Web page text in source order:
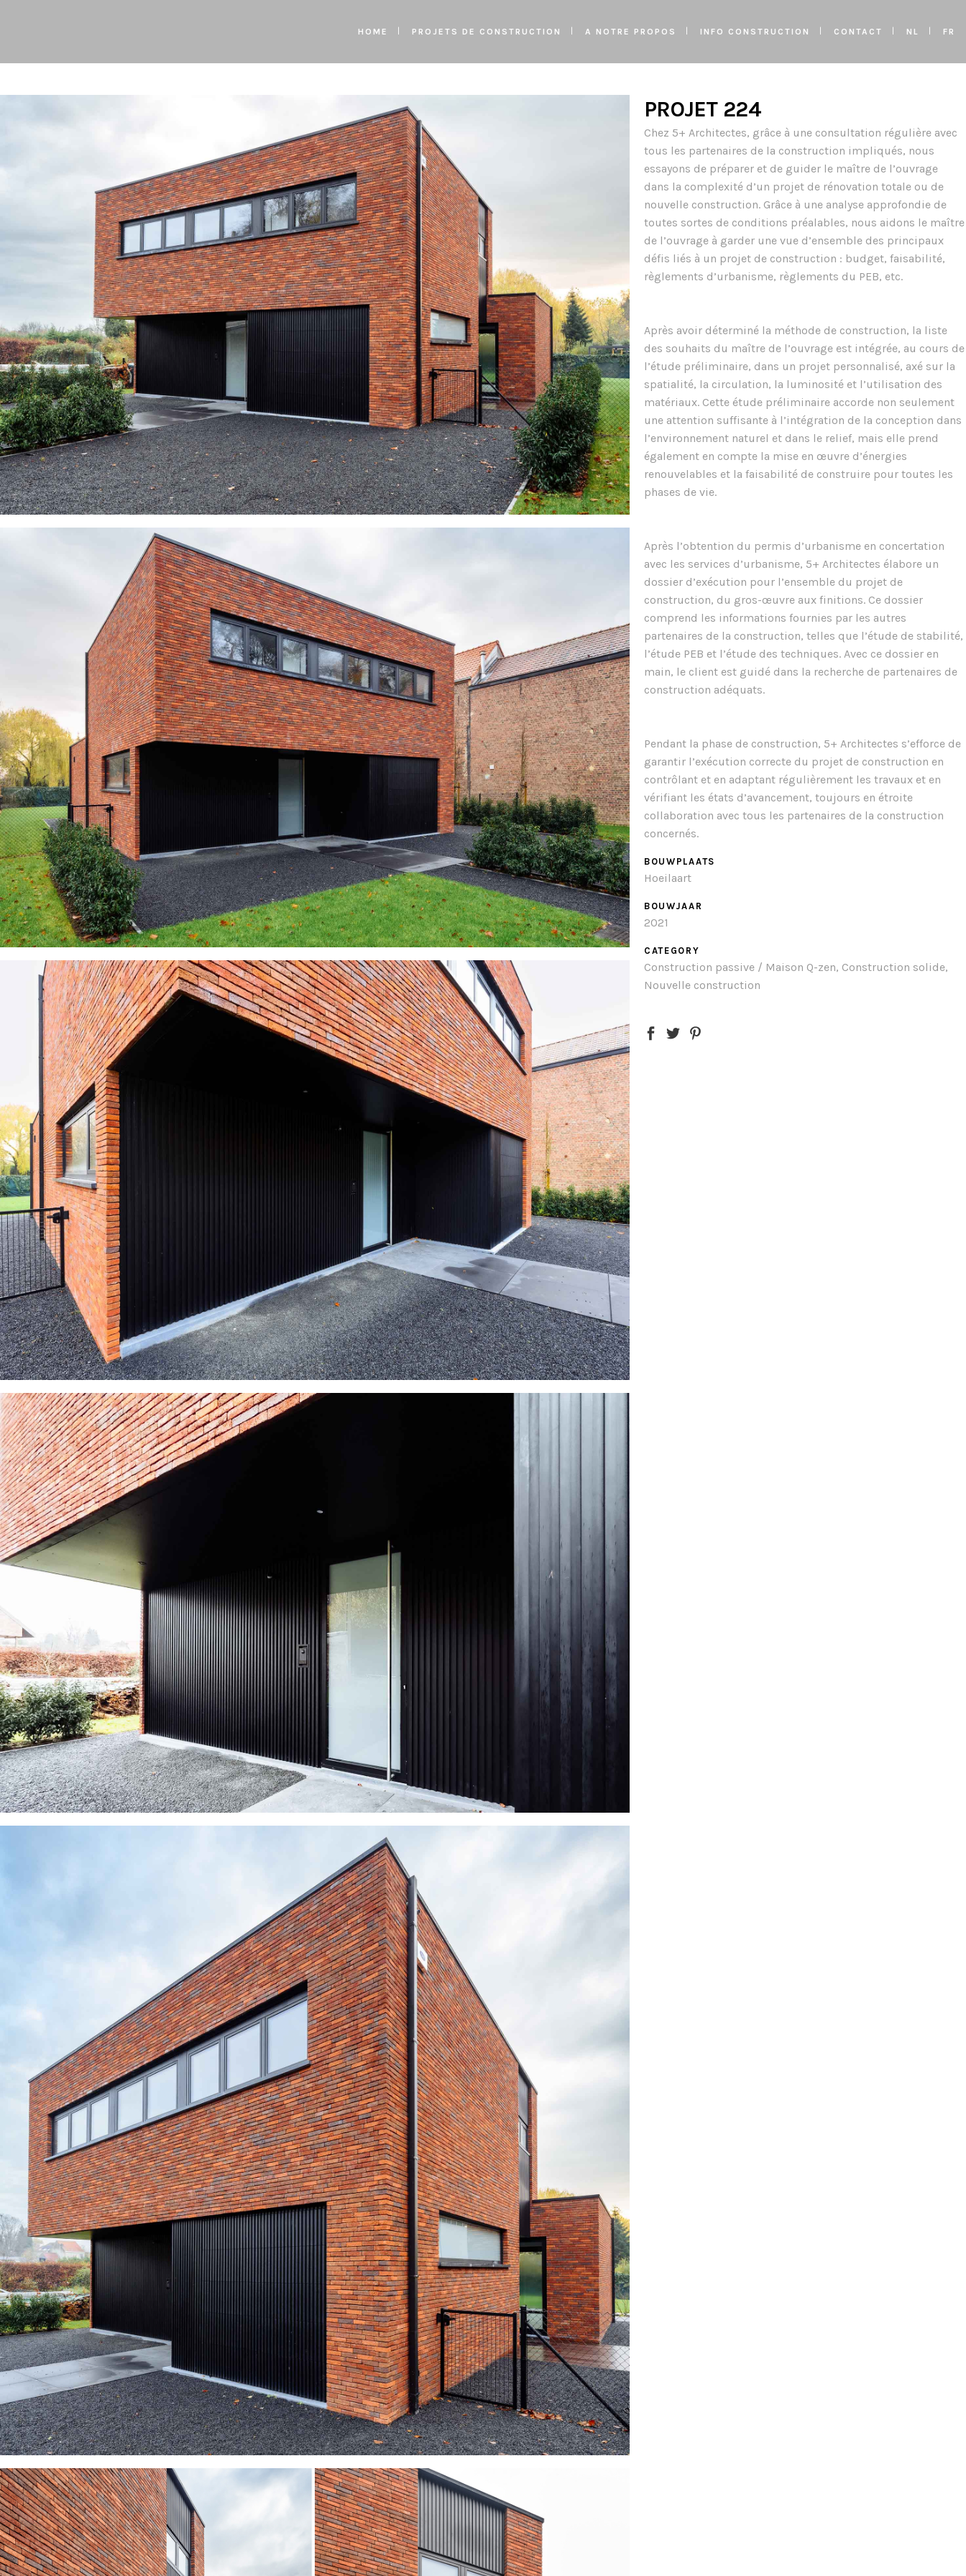
HOME PROJETS DE CONSTRUCTION A NOTRE PROPOS INFO CONSTRUCTION CONTACT NL FR
PROJET 224
Chez 5+ Architectes, grâce à une consultation régulière avec
tous les partenaires de la construction impliqués, nous
essayons de préparer et de guider le maître de l’ouvrage
dans la complexité d’un projet de rénovation totale ou de
nouvelle construction. Grâce à une analyse approfondie de
toutes sortes de conditions préalables, nous aidons le maître
de l’ouvrage à garder une vue d’ensemble des principaux
défis liés à un projet de construction : budget, faisabilité,
règlements d’urbanisme, règlements du PEB, etc.
Après avoir déterminé la méthode de construction, la liste
des souhaits du maître de l’ouvrage est intégrée, au cours de
l’étude préliminaire, dans un projet personnalisé, axé sur la
spatialité, la circulation, la luminosité et l’utilisation des
matériaux. Cette étude préliminaire accorde non seulement
une attention suffisante à l’intégration de la conception dans
l’environnement naturel et dans le relief, mais elle prend
également en compte la mise en œuvre d’énergies
renouvelables et la faisabilité de construire pour toutes les
phases de vie.
Après l’obtention du permis d’urbanisme en concertation
avec les services d’urbanisme, 5+ Architectes élabore un
dossier d’exécution pour l’ensemble du projet de
construction, du gros-œuvre aux finitions. Ce dossier
comprend les informations fournies par les autres
partenaires de la construction, telles que l’étude de stabilité,
l’étude PEB et l’étude des techniques. Avec ce dossier en
main, le client est guidé dans la recherche de partenaires de
construction adéquats.
Pendant la phase de construction, 5+ Architectes s’efforce de
garantir l’exécution correcte du projet de construction en
contrôlant et en adaptant régulièrement les travaux et en
vérifiant les états d’avancement, toujours en étroite
collaboration avec tous les partenaires de la construction
concernés.
BOUWPLAATS
Hoeilaart
BOUWJAAR
2021
CATEGORY
Construction passive / Maison Q-zen, Construction solide,
Nouvelle construction